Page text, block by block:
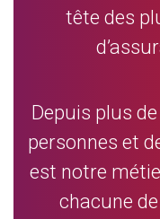
tête des
Depuis plus
personnes et
est notre
chacune